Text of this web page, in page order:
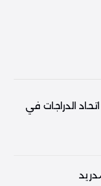
الدراجات في